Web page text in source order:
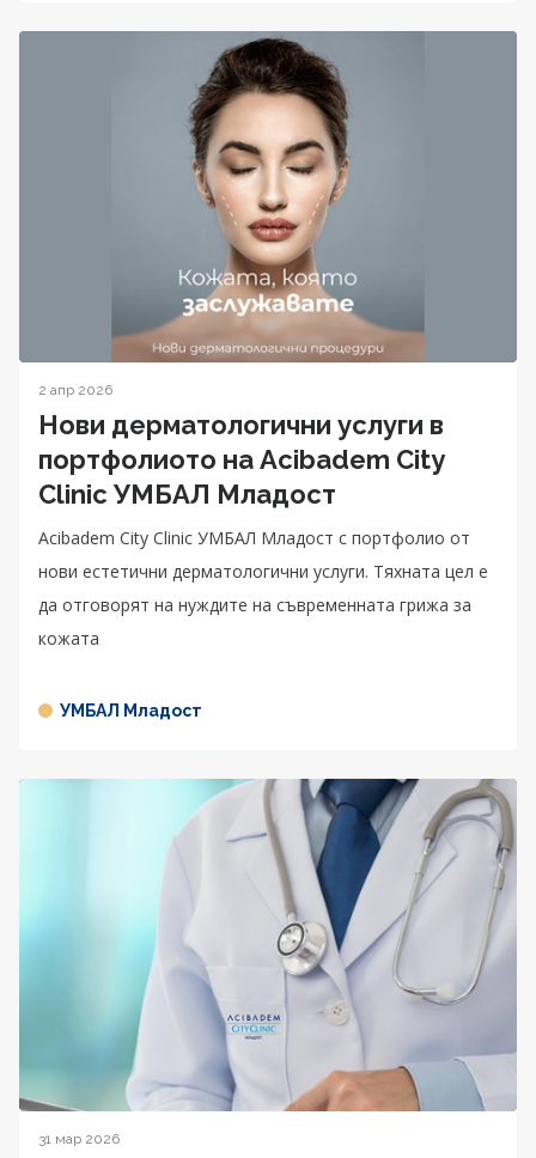
2 апр 2026
Нови дерматологични услуги в
портфолиото на Acibadem City
Clinic УМБАЛ Младост
Acibadem City Clinic УМБАЛ Младост с портфолио от
нови естетични дерматологични услуги. Тяхната цел е
да отговорят на нуждите на съвременната грижа за
кожата
УМБАЛ Младост
31 мар 2026